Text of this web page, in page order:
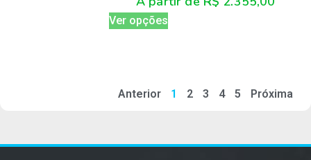
Ver opções
Anterior 1 2 3 4 5 Próxima